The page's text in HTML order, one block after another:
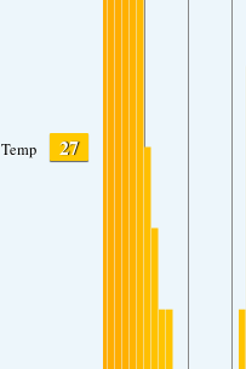
Temp 27